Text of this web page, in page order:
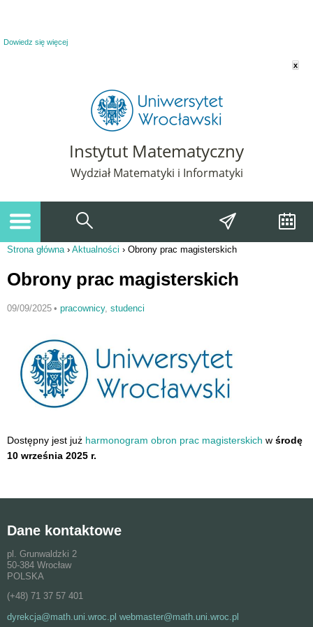
Dowiedz się więcej
x
Instytut Matematyczny
Wydział Matematyki i Informatyki
Strona główna› Aktualności › Obrony prac magisterskich
Obrony prac magisterskich
09/09/2025 • pracownicy, studenci
Dostępny jest już harmonogram obron prac magisterskich w środę
10 września 2025 r.
Dane kontaktowe
pl. Grunwaldzki 2
50-384 Wrocław
POLSKA
(+48) 71 37 57 401
dyrekcja@math.uni.wroc.pl webmaster@math.uni.wroc.pl